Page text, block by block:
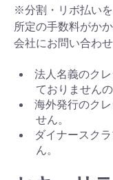
※分割・リボ払い
所定の手数料がか
会社にお問い合わせ
法人名義のク
ておりません
海外発行のク
せん。
ダイナースク
ん。